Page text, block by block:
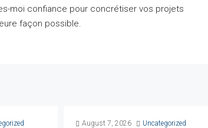
moi confiance pour concrétiser vos projets
façon possible.
August 7, 2026 Uncategorized